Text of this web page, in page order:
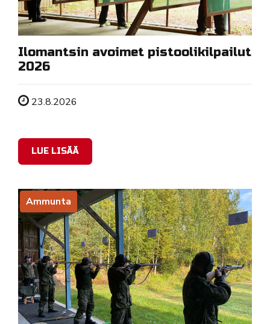
Ilomantsin avoimet pistoolikilpailut
2026
Tapahtuman ajankohta
23.8.2026
LUE LISÄÄ
Ammunta